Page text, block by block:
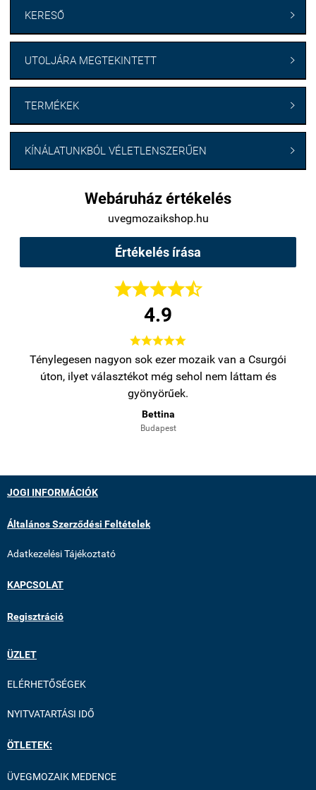
KERESŐ 
UTOLJÁRA MEGTEKINTETT 
TERMÉKEK 
KÍNÁLATUNKBÓL VÉLETLENSZERŰEN 
Webáruház értékelés
uvegmozaikshop.hu
Értékelés írása

4.9

Ténylegesen nagyon sok ezer mozaik van a Csurgói
úton, ilyet választékot még sehol nem láttam és
gyönyörűek.
Bettina
Budapest
JOGI INFORMÁCIÓK
Általános Szerződési Feltételek
Adatkezelési Tájékoztató
KAPCSOLAT
Regisztráció
ÜZLET
ELÉRHETŐSÉGEK
NYITVATARTÁSI IDŐ
ÖTLETEK:
ÜVEGMOZAIK MEDENCE